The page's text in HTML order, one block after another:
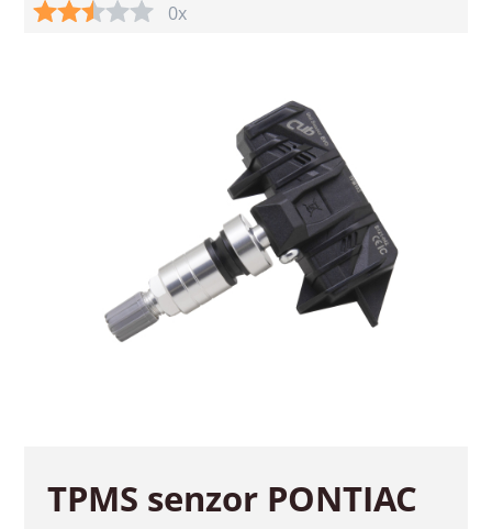
0x
TPMS senzor PONTIAC